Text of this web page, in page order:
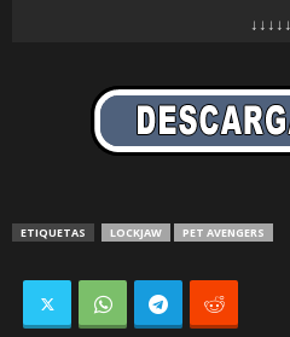
↓↓↓↓↓
ETIQUETAS LOCKJAW PET AVENGERS